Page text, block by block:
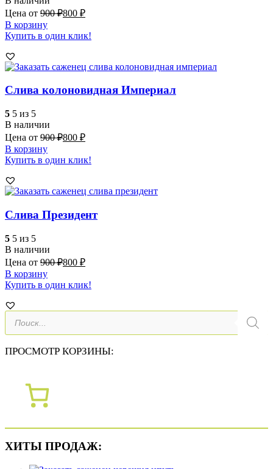
Цена от 900₽800 ₽
В корзину
Купить в один клик!
Слива колоновидная Империал
5 5 из 5
В наличии
Цена от 900₽800 ₽
В корзину
Купить в один клик!
Слива Президент
5 5 из 5
В наличии
Цена от 900₽800 ₽
В корзину
Купить в один клик!
Поиск
товаров
ПРОСМОТР КОРЗИНЫ:
ХИТЫ ПРОДАЖ: